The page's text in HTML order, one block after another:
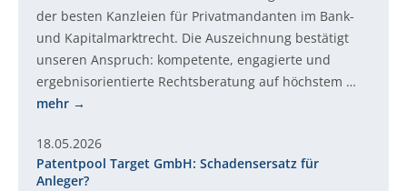
der besten Kanzleien für Privatmandanten im Bank-
und Kapitalmarktrecht. Die Auszeichnung bestätigt
unseren Anspruch: kompetente, engagierte und
ergebnisorientierte Rechtsberatung auf höchstem …
mehr
18.05.2026
Patentpool Target GmbH: Schadensersatz für
Anleger?